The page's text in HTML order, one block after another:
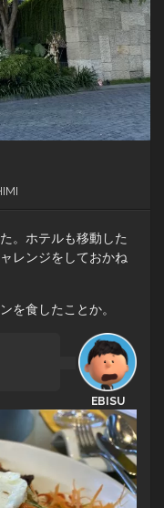
。ホテルも移動した
レンジをしておかね
を食したことか。